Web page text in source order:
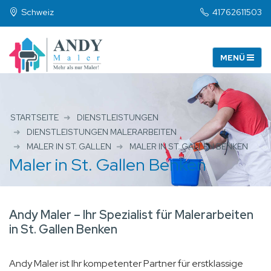
Schweiz 41762611503
STARTSEITE
DIENSTLEISTUNGEN
DIENSTLEISTUNGEN MALERARBEITEN
MALER IN ST. GALLEN
MALER IN ST. GALLEN BENKEN
Maler in St. Gallen Benken
Andy Maler – Ihr Spezialist für Malerarbeiten
in St. Gallen Benken
Andy Maler ist Ihr kompetenter Partner für erstklassige